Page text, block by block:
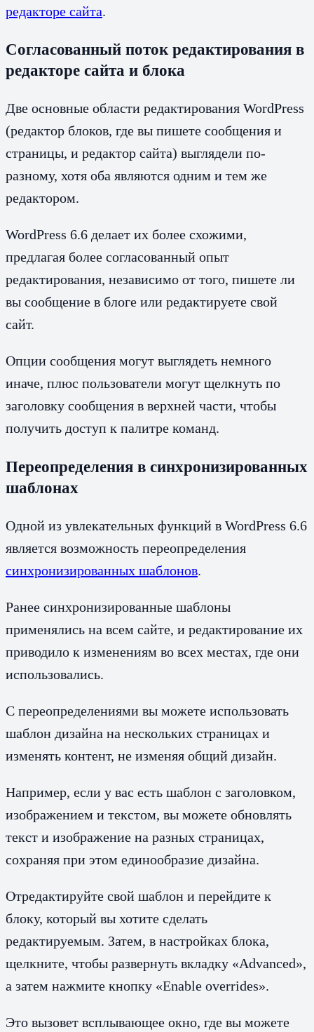
редакторе сайта.
Согласованный поток редактирования в
редакторе сайта и блока
Две основные области редактирования WordPress
(редактор блоков, где вы пишете сообщения и
страницы, и редактор сайта) выглядели по-
разному, хотя оба являются одним и тем же
редактором.
WordPress 6.6 делает их более схожими,
предлагая более согласованный опыт
редактирования, независимо от того, пишете ли
вы сообщение в блоге или редактируете свой
сайт.
Опции сообщения могут выглядеть немного
иначе, плюс пользователи могут щелкнуть по
заголовку сообщения в верхней части, чтобы
получить доступ к палитре команд.
Переопределения в синхронизированных
шаблонах
Одной из увлекательных функций в WordPress 6.6
является возможность переопределения
синхронизированных шаблонов.
Ранее синхронизированные шаблоны
применялись на всем сайте, и редактирование их
приводило к изменениям во всех местах, где они
использовались.
С переопределениями вы можете использовать
шаблон дизайна на нескольких страницах и
изменять контент, не изменяя общий дизайн.
Например, если у вас есть шаблон с заголовком,
изображением и текстом, вы можете обновлять
текст и изображение на разных страницах,
сохраняя при этом единообразие дизайна.
Отредактируйте свой шаблон и перейдите к
блоку, который вы хотите сделать
редактируемым. Затем, в настройках блока,
щелкните, чтобы развернуть вкладку «Advanced»,
а затем нажмите кнопку «Enable overrides».
Это вызовет всплывающее окно, где вы можете